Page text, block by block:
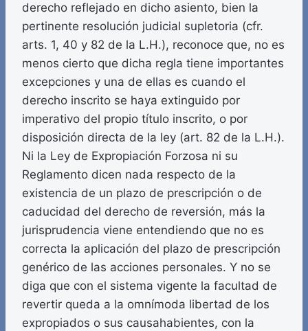
derecho reflejado en dicho asiento, bien la
pertinente resolución judicial supletoria (cfr.
arts. 1, 40 y 82 de la L.H.), reconoce que, no es
menos cierto que dicha regla tiene importantes
excepciones y una de ellas es cuando el
derecho inscrito se haya extinguido por
imperativo del propio título inscrito, o por
disposición directa de la ley (art. 82 de la L.H.).
Ni la Ley de Expropiación Forzosa ni su
Reglamento dicen nada respecto de la
existencia de un plazo de prescripción o de
caducidad del derecho de reversión, más la
jurisprudencia viene entendiendo que no es
correcta la aplicación del plazo de prescripción
genérico de las acciones personales. Y no se
diga que con el sistema vigente la facultad de
revertir queda a la omnímoda libertad de los
expropiados o sus causahabientes, con la